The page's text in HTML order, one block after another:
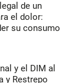
de un
el dolor:
su consumo
y el DIM al
y Restrepo